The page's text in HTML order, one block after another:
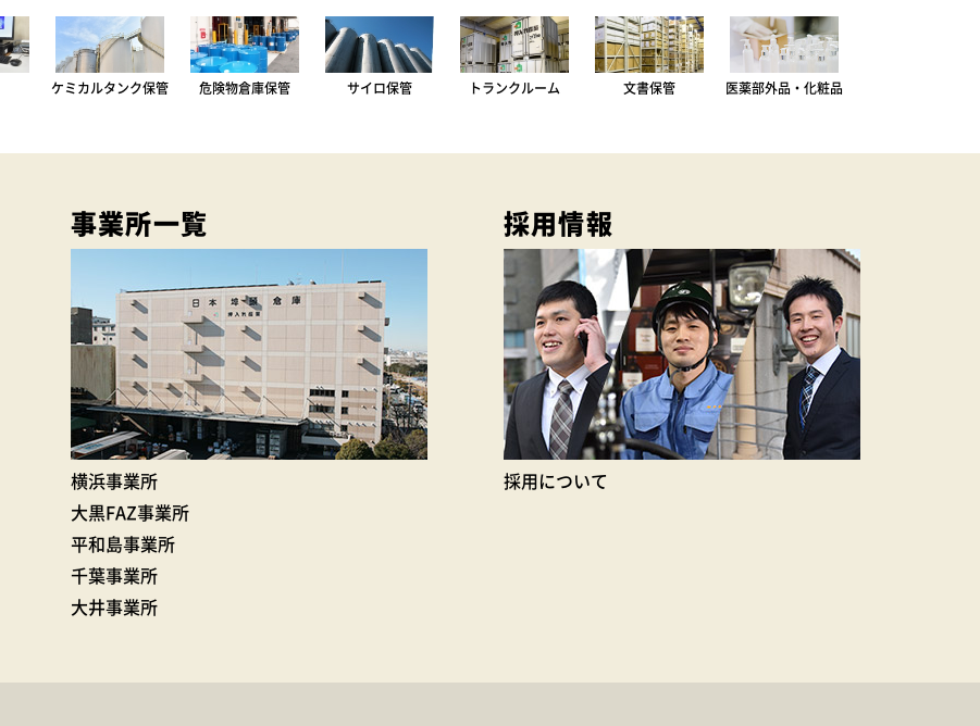
ケミカルタンク保管 危険物倉庫保管 サイロ保管 トランクルーム 文書保管 医薬部外品・化粧品
事業所一覧
横浜事業所
大黒FAZ事業所
平和島事業所
千葉事業所
大井事業所
採用情報
採用について